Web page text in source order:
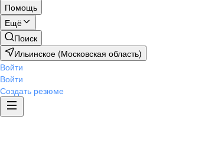
Помощь
Ещё
Поиск
Ильинское (Московская область)
Войти
Войти
Создать резюме